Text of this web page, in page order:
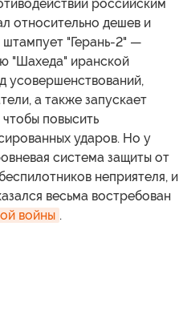
российским
относительно дешев и
"Герань-2" —
"Шахеда" иранской
усовершенствований,
а также запускает
повысить
ударов. Но у
система защиты от
неприятеля, и
весьма востребован
войны .